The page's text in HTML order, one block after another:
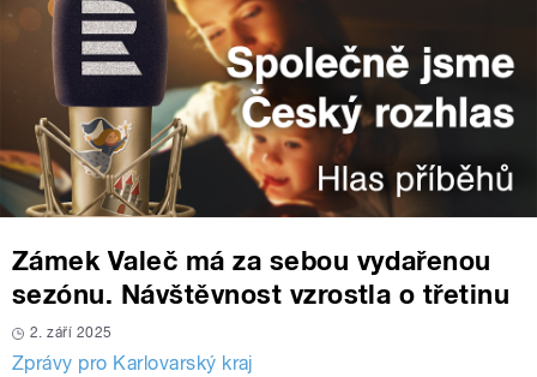
Zámek Valeč má za sebou vydařenou
sezónu. Návštěvnost vzrostla o třetinu
2. září 2025
Zprávy pro Karlovarský kraj